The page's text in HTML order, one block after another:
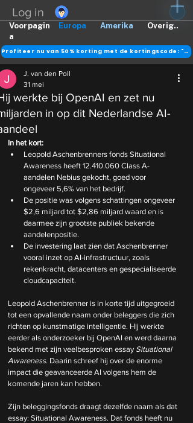
Log in
Europa Amerika Overig..
Voorpagin
a
Profiteer nu van 50% korting met de kortingscode: "DANK"
werkte bij OpenAI en zet nu
in op dit Nederlandse AI-
J. van den Poll
31 mei
In het kort:
Leopold Aschenbrenners fonds Situational
Awareness heeft 12.410.060 Class A-
aandelen Nebius gekocht, goed voor
ongeveer 5,6% van het bedrijf.
De positie was volgens schattingen ongeveer
$2,6 miljard tot $2,86 miljard waard en is
daarmee zijn grootste publiek bekende
aandelenpositie.
De investering laat zien dat Aschenbrenner
vooral inzet op AI-infrastructuur, zoals
rekenkracht, datacenters en gespecialiseerde
cloudcapaciteit.
Leopold Aschenbrenner is in korte tijd uitgegroeid
tot een opvallende naam onder beleggers die zich
richten op kunstmatige intelligentie. Hij werkte
eerder als onderzoeker bij OpenAI en werd daarna
bekend met zijn veelbesproken essay Situational
Awareness. Daarin schreef hij over de enorme
impact die geavanceerde AI volgens hem de
komende jaren kan hebben.
Zijn beleggingsfonds draagt dezelfde naam als dat
essay: Situational Awareness. Dat fonds heeft nu